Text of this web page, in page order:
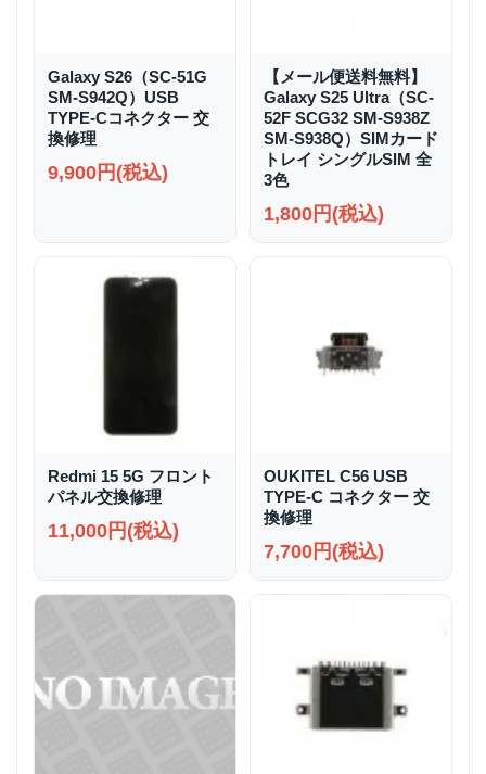
Galaxy S26（SC-51G
SM-S942Q）USB
TYPE-Cコネクター 交
換修理
9,900円(税込)
【メール便送料無料】
Galaxy S25 Ultra（SC-
52F SCG32 SM-S938Z
SM-S938Q）SIMカード
トレイ シングルSIM 全
3色
1,800円(税込)
Redmi 15 5G フロント
パネル交換修理
11,000円(税込)
OUKITEL C56 USB
TYPE-C コネクター 交
換修理
7,700円(税込)